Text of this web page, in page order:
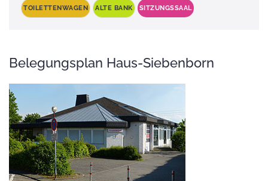
TOILETTENWAGEN ALTE BANK SITZUNGSSAAL
Belegungsplan Haus-Siebenborn